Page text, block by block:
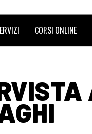
CORSI ONLINE